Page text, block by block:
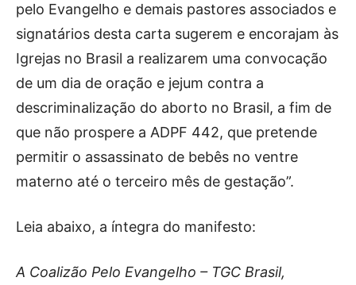
pelo Evangelho e demais pastores associados e
signatários desta carta sugerem e encorajam às
Igrejas no Brasil a realizarem uma convocação
de um dia de oração e jejum contra a
descriminalização do aborto no Brasil, a fim de
que não prospere a ADPF 442, que pretende
permitir o assassinato de bebês no ventre
materno até o terceiro mês de gestação”.
Leia abaixo, a íntegra do manifesto:
A Coalizão Pelo Evangelho – TGC Brasil,